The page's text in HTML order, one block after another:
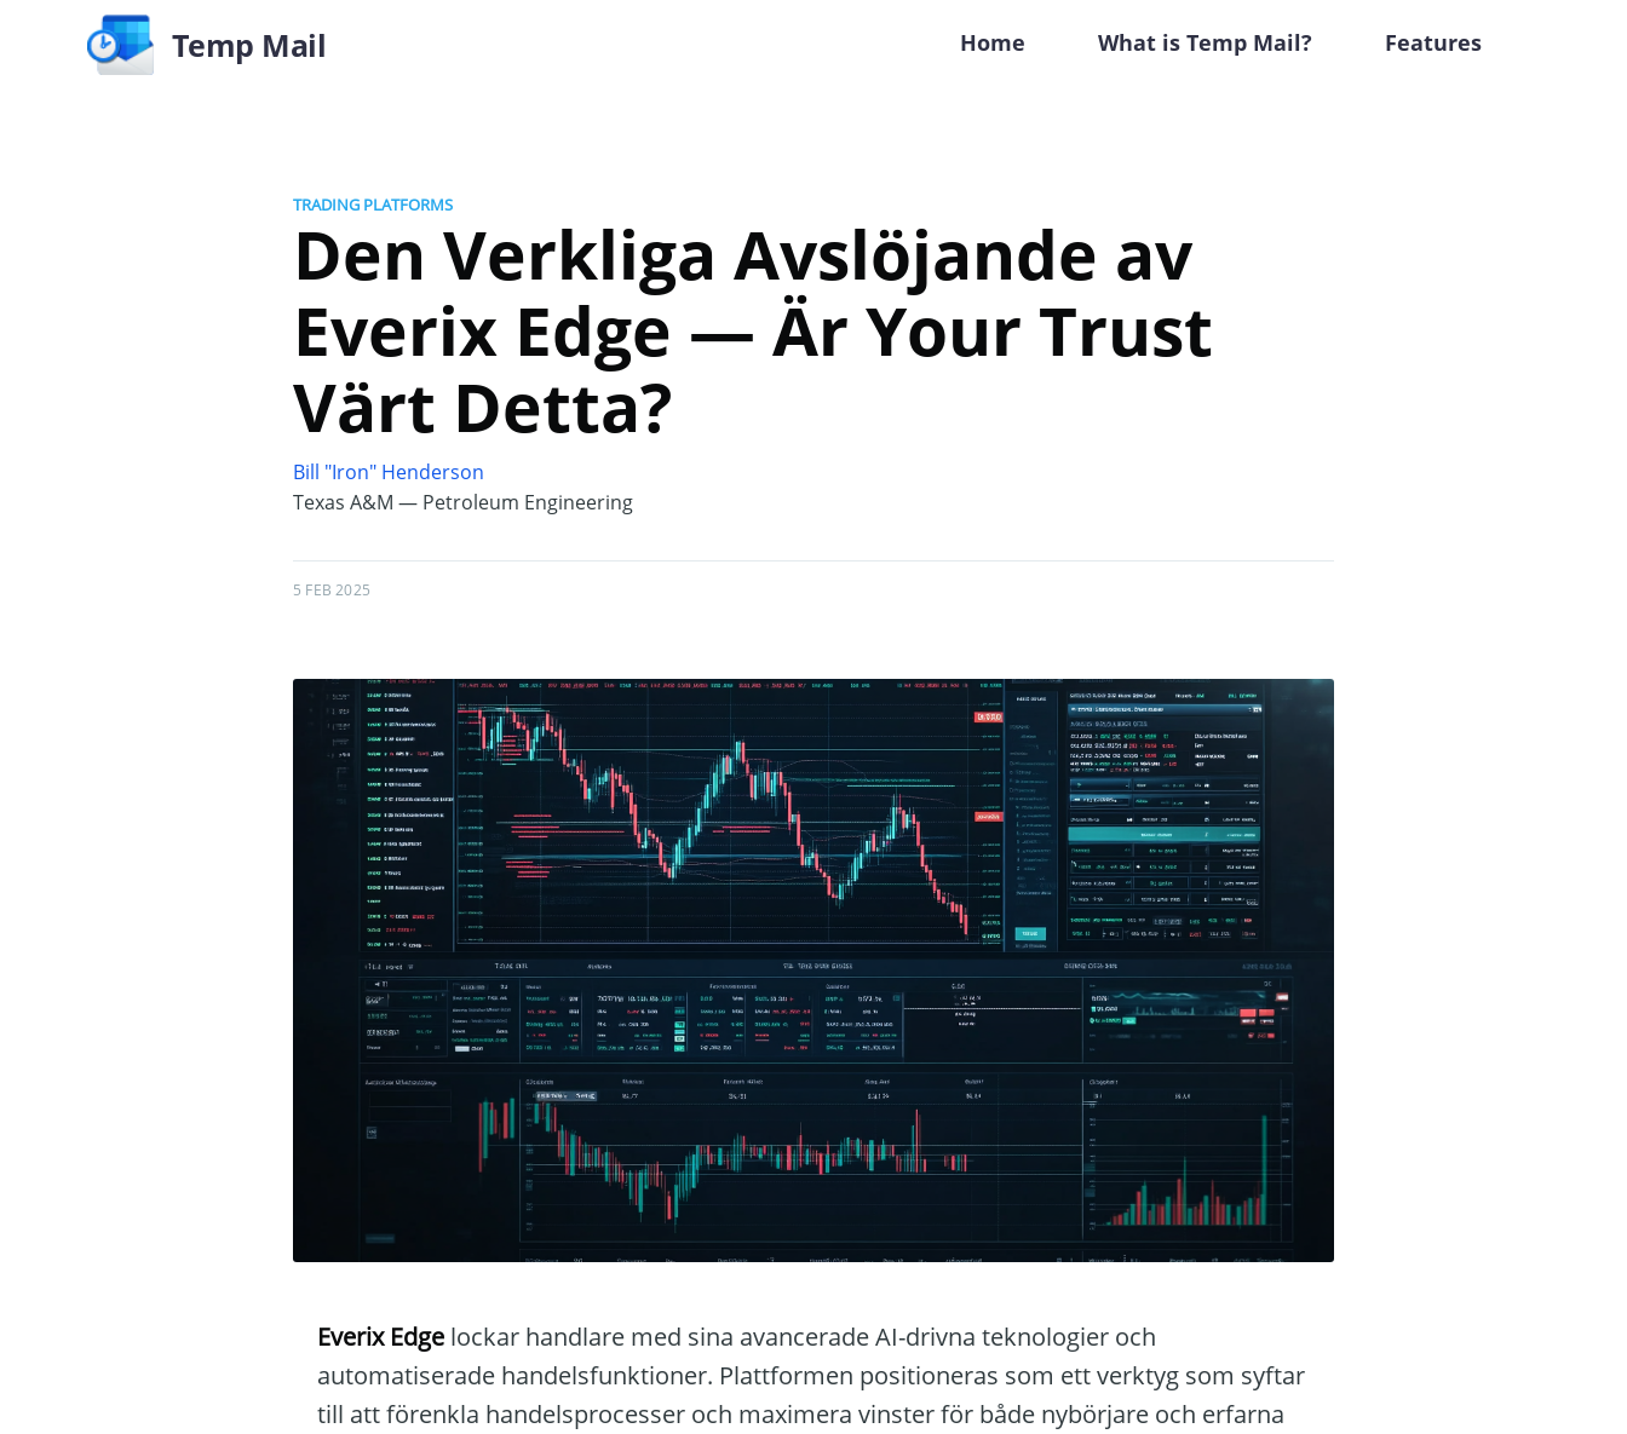
Temp Mail Home What is Temp Mail? Features
TRADING PLATFORMS
Den Verkliga Avslöjande av
Everix Edge — Är Your Trust
Värt Detta?
Bill "Iron" Henderson
Texas A&M — Petroleum Engineering
5 FEB 2025
Everix Edge lockar handlare med sina avancerade AI-drivna teknologier och
automatiserade handelsfunktioner. Plattformen positioneras som ett verktyg som syftar
till att förenkla handelsprocesser och maximera vinster för både nybörjare och erfarna